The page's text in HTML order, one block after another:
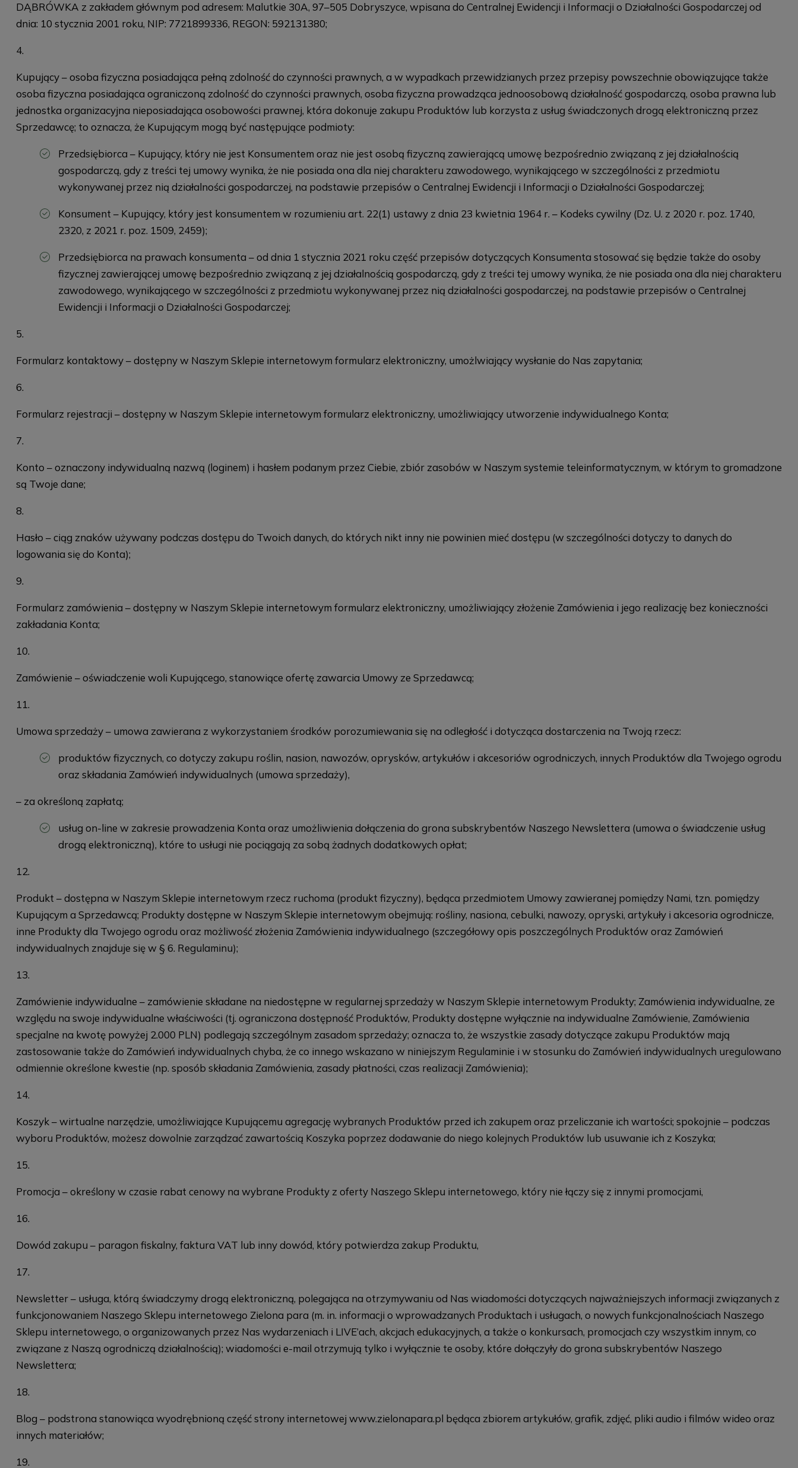
DĄBRÓWKA z zakładem głównym pod adresem: Malutkie 30A, 97–505 Dobryszyce, wpisana do Centralnej Ewidencji i Informacji o Działalności Gospodarczej od
dnia: 10 stycznia 2001 roku, NIP: 7721899336, REGON: 592131380;
Kupujący – osoba fizyczna posiadająca pełną zdolność do czynności prawnych, a w wypadkach przewidzianych przez przepisy powszechnie obowiązujące także
osoba fizyczna posiadająca ograniczoną zdolność do czynności prawnych, osoba fizyczna prowadząca jednoosobową działalność gospodarczą, osoba prawna lub
jednostka organizacyjna nieposiadająca osobowości prawnej, która dokonuje zakupu Produktów lub korzysta z usług świadczonych drogą elektroniczną przez
Sprzedawcę; to oznacza, że Kupującym mogą być następujące podmioty:
Przedsiębiorca – Kupujący, który nie jest Konsumentem oraz nie jest osobą fizyczną zawierającą umowę bezpośrednio związaną z jej działalnością
gospodarczą, gdy z treści tej umowy wynika, że nie posiada ona dla niej charakteru zawodowego, wynikającego w szczególności z przedmiotu
wykonywanej przez nią działalności gospodarczej, na podstawie przepisów o Centralnej Ewidencji i Informacji o Działalności Gospodarczej;
Konsument – Kupujący, który jest konsumentem w rozumieniu art. 22(1) ustawy z dnia 23 kwietnia 1964 r. – Kodeks cywilny (Dz. U. z 2020 r. poz. 1740,
2320, z 2021 r. poz. 1509, 2459);
Przedsiębiorca na prawach konsumenta – od dnia 1 stycznia 2021 roku część przepisów dotyczących Konsumenta stosować się będzie także do osoby
fizycznej zawierającej umowę bezpośrednio związaną z jej działalnością gospodarczą, gdy z treści tej umowy wynika, że nie posiada ona dla niej charakteru
zawodowego, wynikającego w szczególności z przedmiotu wykonywanej przez nią działalności gospodarczej, na podstawie przepisów o Centralnej
Ewidencji i Informacji o Działalności Gospodarczej;
Formularz kontaktowy – dostępny w Naszym Sklepie internetowym formularz elektroniczny, umożlwiający wysłanie do Nas zapytania;
Formularz rejestracji – dostępny w Naszym Sklepie internetowym formularz elektroniczny, umożliwiający utworzenie indywidualnego Konta;
Konto – oznaczony indywidualną nazwą (loginem) i hasłem podanym przez Ciebie, zbiór zasobów w Naszym systemie teleinformatycznym, w którym to gromadzone
są Twoje dane;
Hasło – ciąg znaków używany podczas dostępu do Twoich danych, do których nikt inny nie powinien mieć dostępu (w szczególności dotyczy to danych do
logowania się do Konta);
Formularz zamówienia – dostępny w Naszym Sklepie internetowym formularz elektroniczny, umożliwiający złożenie Zamówienia i jego realizację bez konieczności
zakładania Konta;
Zamówienie – oświadczenie woli Kupującego, stanowiące ofertę zawarcia Umowy ze Sprzedawcą;
Umowa sprzedaży – umowa zawierana z wykorzystaniem środków porozumiewania się na odległość i dotycząca dostarczenia na Twoją rzecz:
produktów fizycznych, co dotyczy zakupu roślin, nasion, nawozów, oprysków, artykułów i akcesoriów ogrodniczych, innych Produktów dla Twojego ogrodu
oraz składania Zamówień indywidualnych (umowa sprzedaży),
– za określoną zapłatą;
usług on-line w zakresie prowadzenia Konta oraz umożliwienia dołączenia do grona subskrybentów Naszego Newslettera (umowa o świadczenie usług
drogą elektroniczną), które to usługi nie pociągają za sobą żadnych dodatkowych opłat;
Produkt – dostępna w Naszym Sklepie internetowym rzecz ruchoma (produkt fizyczny), będąca przedmiotem Umowy zawieranej pomiędzy Nami, tzn. pomiędzy
Kupującym a Sprzedawcą; Produkty dostępne w Naszym Sklepie internetowym obejmują: rośliny, nasiona, cebulki, nawozy, opryski, artykuły i akcesoria ogrodnicze,
inne Produkty dla Twojego ogrodu oraz możliwość złożenia Zamówienia indywidualnego (szczegółowy opis poszczególnych Produktów oraz Zamówień
indywidualnych znajduje się w § 6. Regulaminu);
Zamówienie indywidualne – zamówienie składane na niedostępne w regularnej sprzedaży w Naszym Sklepie internetowym Produkty; Zamówienia indywidualne, ze
względu na swoje indywidualne właściwości (tj. ograniczona dostępność Produktów, Produkty dostępne wyłącznie na indywidualne Zamówienie, Zamówienia
specjalne na kwotę powyżej 2.000 PLN) podlegają szczególnym zasadom sprzedaży; oznacza to, że wszystkie zasady dotyczące zakupu Produktów mają
zastosowanie także do Zamówień indywidualnych chyba, że co innego wskazano w niniejszym Regulaminie i w stosunku do Zamówień indywidualnych uregulowano
odmiennie określone kwestie (np. sposób składania Zamówienia, zasady płatności, czas realizacji Zamówienia);
Koszyk – wirtualne narzędzie, umożliwiające Kupującemu agregację wybranych Produktów przed ich zakupem oraz przeliczanie ich wartości; spokojnie – podczas
wyboru Produktów, możesz dowolnie zarządzać zawartością Koszyka poprzez dodawanie do niego kolejnych Produktów lub usuwanie ich z Koszyka;
Promocja – określony w czasie rabat cenowy na wybrane Produkty z oferty Naszego Sklepu internetowego, który nie łączy się z innymi promocjami,
Dowód zakupu – paragon fiskalny, faktura VAT lub inny dowód, który potwierdza zakup Produktu,
Newsletter – usługa, którą świadczymy drogą elektroniczną, polegająca na otrzymywaniu od Nas wiadomości dotyczących najważniejszych informacji związanych z
funkcjonowaniem Naszego Sklepu internetowego Zielona para (m. in. informacji o wprowadzanych Produktach i usługach, o nowych funkcjonalnościach Naszego
Sklepu internetowego, o organizowanych przez Nas wydarzeniach i LIVE’ach, akcjach edukacyjnych, a także o konkursach, promocjach czy wszystkim innym, co
związane z Naszą ogrodniczą działalnością); wiadomości e-mail otrzymują tylko i wyłącznie te osoby, które dołączyły do grona subskrybentów Naszego
Newslettera;
Blog – podstrona stanowiąca wyodrębnioną część strony internetowej www.zielonapara.pl będąca zbiorem artykułów, grafik, zdjęć, pliki audio i filmów wideo oraz
innych materiałów;